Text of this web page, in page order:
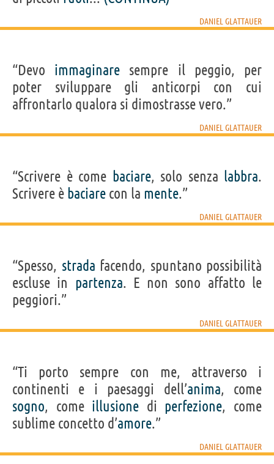
DANIEL GLATTAUER
“Devo immaginare sempre il peggio, per
poter sviluppare gli anticorpi con cui
affrontarlo qualora si dimostrasse vero.”
DANIEL GLATTAUER
“Scrivere è come baciare, solo senza labbra.
Scrivere è baciare con la mente.”
DANIEL GLATTAUER
“Spesso, strada facendo, spuntano possibilità
escluse in partenza. E non sono affatto le
peggiori.”
DANIEL GLATTAUER
“Ti porto sempre con me, attraverso i
continenti e i paesaggi dell’anima, come
sogno, come illusione di perfezione, come
sublime concetto d’amore.”
DANIEL GLATTAUER